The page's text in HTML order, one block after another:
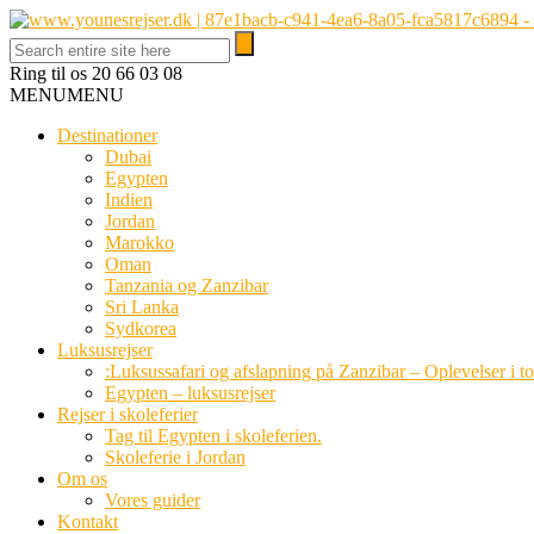
Ring til os 20 66 03 08
MENUMENU
Destinationer
Dubai
Egypten
Indien
Jordan
Marokko
Oman
Tanzania og Zanzibar
Sri Lanka
Sydkorea
Luksusrejser
:Luksussafari og afslapning på Zanzibar – Oplevelser i
Egypten – luksusrejser
Rejser i skoleferier
Tag til Egypten i skoleferien.
Skoleferie i Jordan
Om os
Vores guider
Kontakt